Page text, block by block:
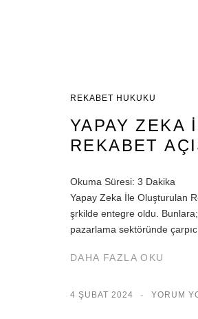
REKABET HUKUKU
YAPAY ZEKA
REKABET
Okuma Süresi: 3 Dakika
Yapay Zeka İle Oluşturulan
şrkilde entegre oldu.
pazarlama sektöründe
DAHA FAZLA OKU
4 ŞUBAT 2024 YORUM